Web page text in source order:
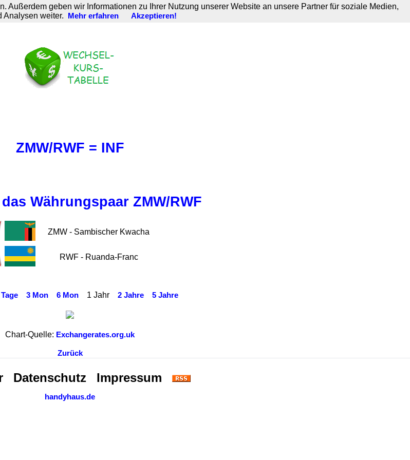
ZMW/RWF = INF
Währungspaar ZMW/RWF
ZMW - Sambischer Kwacha
RWF - Ruanda-Franc
3 Mon 6 Mon 1 Jahr 2 Jahre 5 Jahre
Chart-Quelle: Exchangerates.org.uk
Zurück
Datenschutz Impressum
handyhaus.de
geben wir Informationen zu Ihrer Nutzung unserer Website an unsere Partner für soziale Medien,
Analysen weiter.
Mehr erfahren Akzeptieren!